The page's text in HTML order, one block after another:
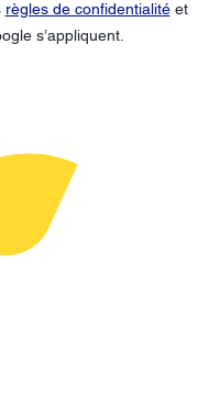
règles de confidentialitéet
s’appliquent.